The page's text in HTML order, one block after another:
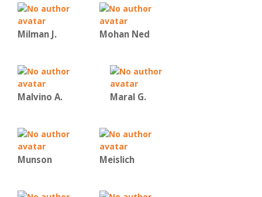
Milman J. Mohan Ned
Malvino Α. Maral G.
Munson Meislich